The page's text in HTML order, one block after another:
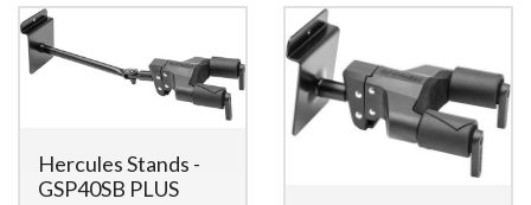
Hercules Stands -
GSP40SB PLUS